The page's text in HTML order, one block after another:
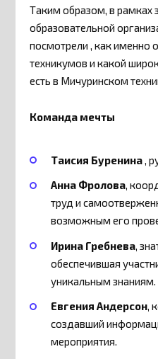
Таким образом, в рамках
образовательной
посмотрели , как именно
техникумов и какой
есть в Мичуринском
Команда мечты
Таисия Буренина,
Анна Фролова,
труд и
возможным его
Ирина Гребнева,
обеспечившая
уникальным знаниям.
Евгения Андерсон,
создавший
мероприятия.